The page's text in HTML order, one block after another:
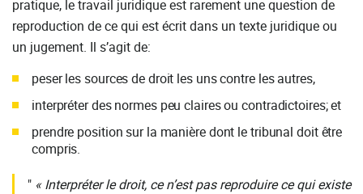
pratique, le travail juridique est rarement une question de
reproduction de ce qui est écrit dans un texte juridique ou
un jugement. Il s’agit de:
peser les sources de droit les uns contre les autres,
interpréter des normes peu claires ou contradictoires; et
prendre position sur la manière dont le tribunal doit être
compris.
« Interpréter le droit, ce n’est pas reproduire ce qui existe